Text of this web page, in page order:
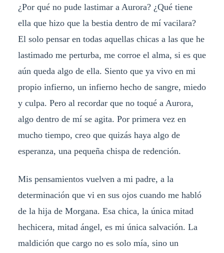
¿Por qué no pude lastimar a Aurora? ¿Qué tiene
ella que hizo que la bestia dentro de mí vacilara?
El solo pensar en todas aquellas chicas a las que he
lastimado me perturba, me corroe el alma, si es que
aún queda algo de ella. Siento que ya vivo en mi
propio infierno, un infierno hecho de sangre, miedo
y culpa. Pero al recordar que no toqué a Aurora,
algo dentro de mí se agita. Por primera vez en
mucho tiempo, creo que quizás haya algo de
esperanza, una pequeña chispa de redención.
Mis pensamientos vuelven a mi padre, a la
determinación que vi en sus ojos cuando me habló
de la hija de Morgana. Esa chica, la única mitad
hechicera, mitad ángel, es mi única salvación. La
maldición que cargo no es solo mía, sino un